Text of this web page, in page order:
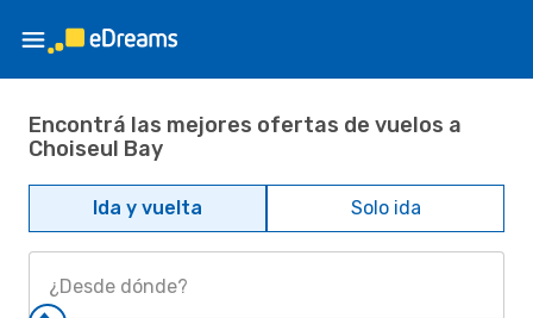
Encontrá las mejores ofertas de vuelos a
Choiseul Bay
Ida y vuelta Solo ida
¿Desde dónde?